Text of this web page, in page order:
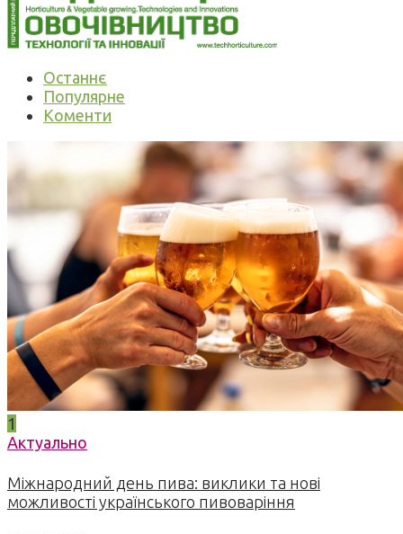
Останнє
Популярне
Коменти
1
Актуально
Міжнародний день пива: виклики та нові
можливості українського пивоваріння